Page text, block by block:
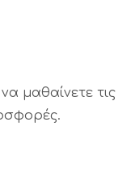
μαθαίνετε τις